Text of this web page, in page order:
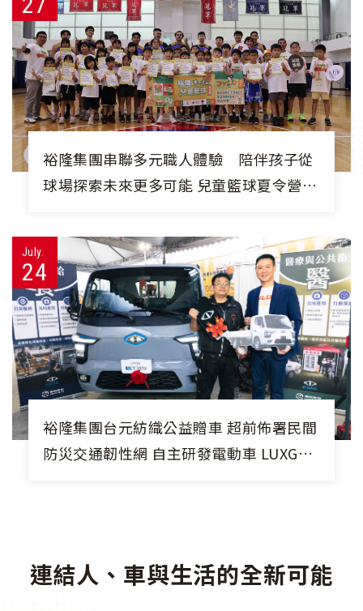
裕隆集團串聯多元職人體驗 陪伴孩子從
球場探索未來更多可能 兒童籃球夏令營結
思維與自主學習力
July.
24
裕隆集團台元紡織公益贈車 超前佈署民間
防災交通韌性網 自主研發電動車 LUXGEN
連結人、車與生活的全新可能